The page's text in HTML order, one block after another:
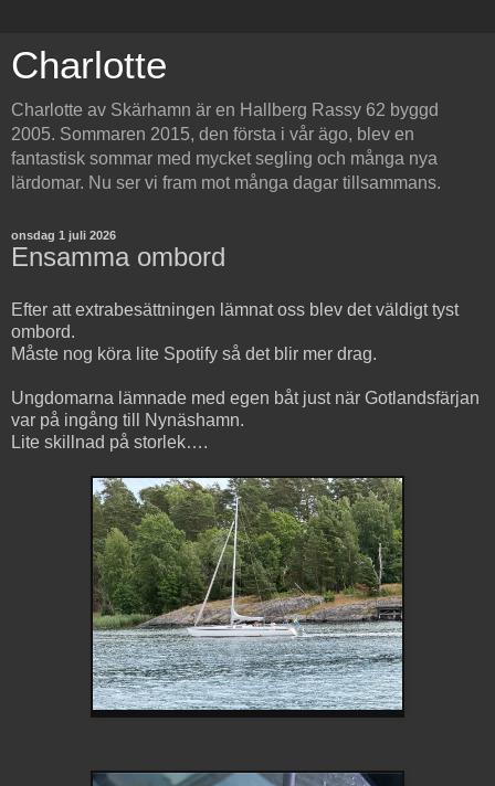
Charlotte
Charlotte av Skärhamn är en Hallberg Rassy 62 byggd
2005. Sommaren 2015, den första i vår ägo, blev en
fantastisk sommar med mycket segling och många nya
lärdomar. Nu ser vi fram mot många dagar tillsammans.
onsdag 1 juli 2026
Ensamma ombord
Efter att extrabesättningen lämnat oss blev det väldigt tyst
ombord.
Måste nog köra lite Spotify så det blir mer drag.
Ungdomarna lämnade med egen båt just när Gotlandsfärjan
var på ingång till Nynäshamn.
Lite skillnad på storlek….